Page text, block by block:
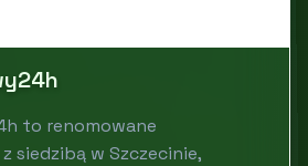
to renomowane
siedzibą w Szczecinie,